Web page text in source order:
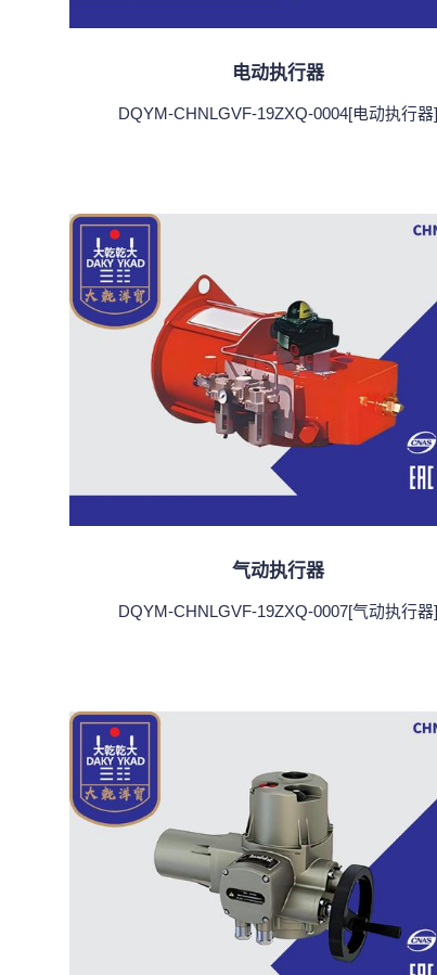
电动执行器
DQYM-CHNLGVF-19ZXQ-0004[电动执行器]
气动执行器
DQYM-CHNLGVF-19ZXQ-0007[气动执行器]